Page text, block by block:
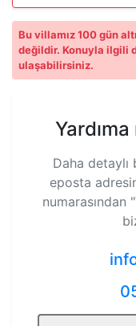
Bu villamız 100 gün
değildir. Konuyla ilgili
ulaşabilirsiniz.
Yardıma
Daha detaylı
eposta
numarasından